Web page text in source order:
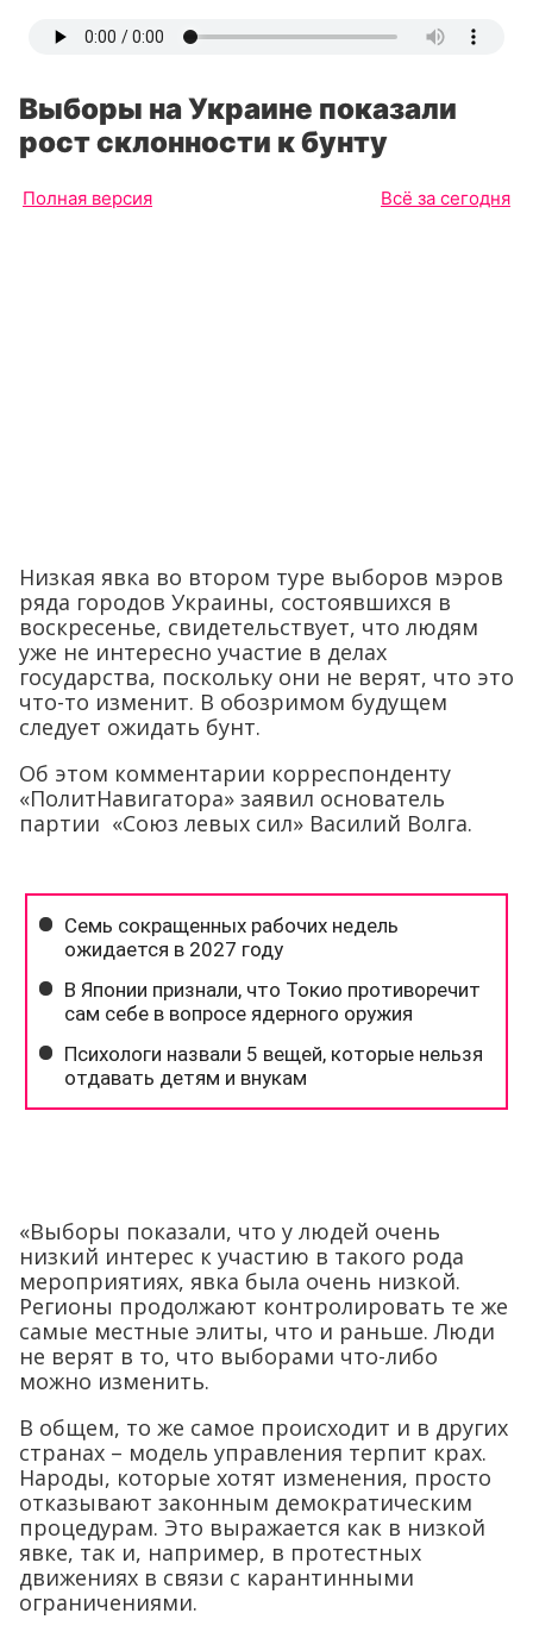
Выборы на Украине показали
рост склонности к бунту
Полная версия Всё за сегодня
Низкая явка во втором туре выборов мэров
ряда городов Украины, состоявшихся в
воскресенье, свидетельствует, что людям
уже не интересно участие в делах
государства, поскольку они не верят, что это
что-то изменит. В обозримом будущем
следует ожидать бунт.
Об этом комментарии корреспонденту
«ПолитНавигатора» заявил основатель
партии «Союз левых сил» Василий Волга.
«Выборы показали, что у людей очень
низкий интерес к участию в такого рода
мероприятиях, явка была очень низкой.
Регионы продолжают контролировать те же
самые местные элиты, что и раньше. Люди
не верят в то, что выборами что-либо
можно изменить.
В общем, то же самое происходит и в других
странах – модель управления терпит крах.
Народы, которые хотят изменения, просто
отказывают законным демократическим
процедурам. Это выражается как в низкой
явке, так и, например, в протестных
движениях в связи с карантинными
ограничениями.